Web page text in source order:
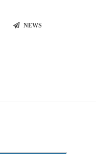
NEWS